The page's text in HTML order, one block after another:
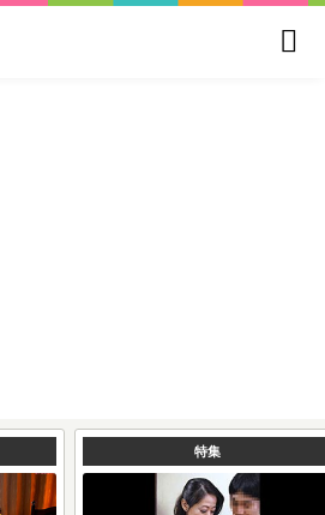
特集